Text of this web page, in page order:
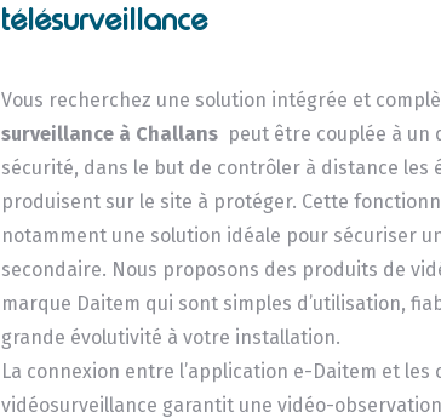
télésurveillance
Vous recherchez une solution intégrée et
surveillance à Challans peut être couplée à un
sécurité, dans le but de contrôler à distance les
produisent sur le site à protéger. Cette
notamment une solution idéale pour sécuriser
secondaire. Nous proposons des produits de
marque Daitem qui sont simples d’utilisation,
grande évolutivité à votre installation.
La connexion entre l’application e-Daitem et les
vidéosurveillance garantit une vidéo-